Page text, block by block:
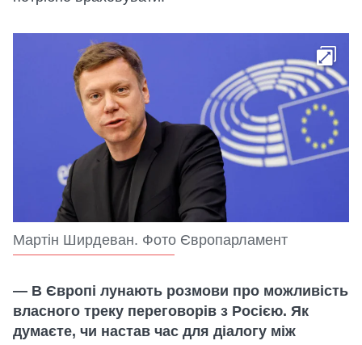
Мартін Ширдеван. Фото Європарламент
— В Європі лунають розмови про можливість
власного треку переговорів з Росією. Як
думаєте, чи настав час для діалогу між